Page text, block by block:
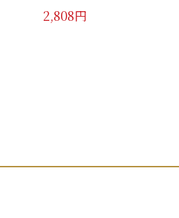
2,808円